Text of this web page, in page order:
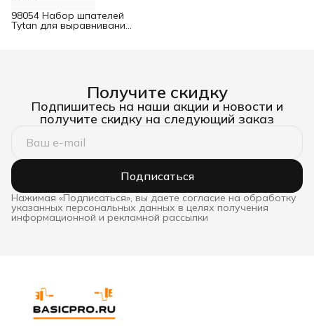
98054 Набор шпателей
Tytan для выравнивания
Получите скидку
Подпишитесь на наши акции и новости и
получите скидку на следующий заказ
Подписаться
Нажимая «Подписаться», вы даете согласие на обработку
указанных персональных данных в целях получения
информационной и рекламной рассылки